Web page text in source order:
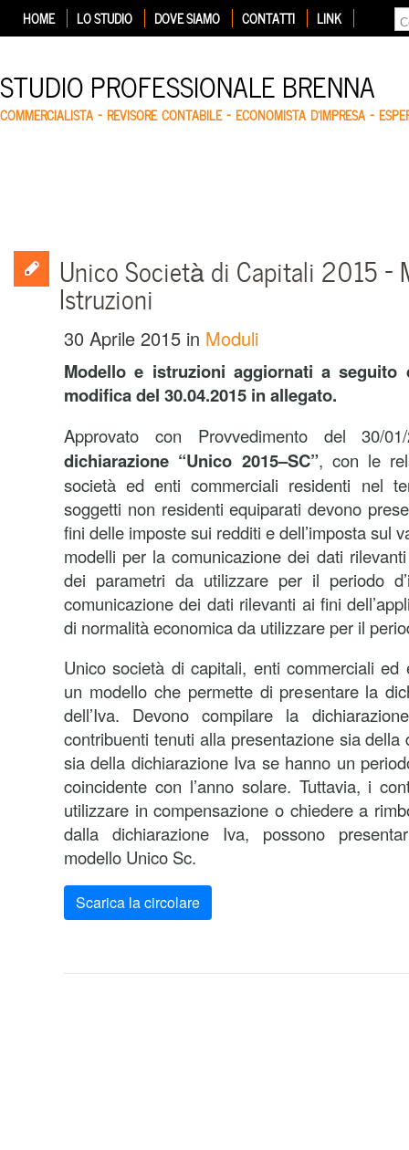
HOME LO STUDIO DOVE SIAMO CONTATTI LINK
STUDIO PROFESSIONALE BRENNA
COMMERCIALISTA – REVISORE CONTABILE – ECONOMISTA D'IMPRESA –
Unico Società di Capitali 2015 –
Istruzioni
30 Aprile 2015 in Moduli
Modello e istruzioni aggiornati a seguito
modifica del 30.04.2015 in allegato.
Approvato con Provvedimento del 30/
dichiarazione “Unico 2015–SC”, con le
società ed enti commerciali residenti nel
soggetti non residenti equiparati devono
fini delle imposte sui redditi e dell’imposta sul
modelli per la comunicazione dei dati
dei parametri da utilizzare per il periodo
comunicazione dei dati rilevanti ai fini
di normalità economica da utilizzare per il
Unico società di capitali, enti commerciali
un modello che permette di presentare la
dell’Iva. Devono compilare la
contribuenti tenuti alla presentazione sia della
sia della dichiarazione Iva se hanno un
coincidente con l’anno solare. Tuttavia, i
utilizzare in compensazione o chiedere a
dalla dichiarazione Iva, possono
modello Unico Sc.
Scarica la circolare